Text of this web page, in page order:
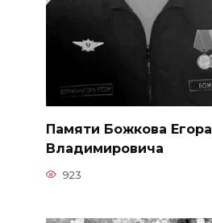
Памяти Божкова Егора
Владимировича
923